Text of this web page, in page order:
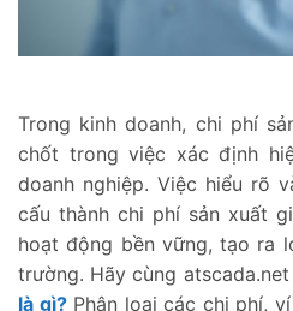
Trong kinh doanh, chi phí
chốt trong việc xác định
doanh nghiệp. Việc hiểu rõ
cấu thành chi phí sản xuất
hoạt động bền vững, tạo ra
trường. Hãy cùng
là gì?Phân loại các chi phí,